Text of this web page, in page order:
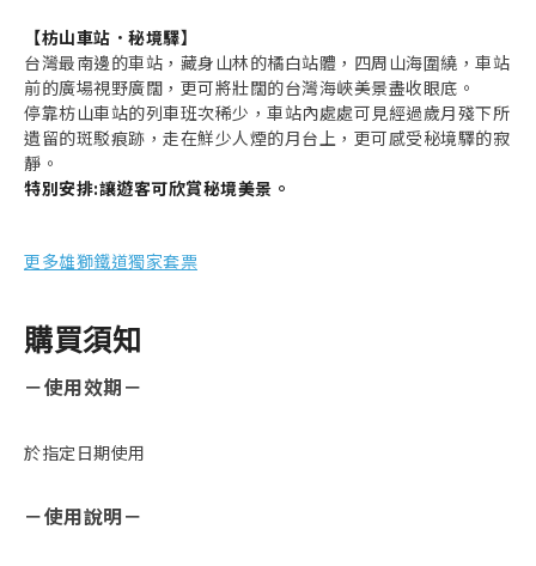
【枋山車站．秘境驛】
台灣最南邊的車站，藏身山林的橘白站體，四周山海圍繞，車站
前的廣場視野廣闊，更可將壯闊的台灣海峽美景盡收眼底。
停靠枋山車站的列車班次稀少，車站內處處可見經過歲月殘下所
遺留的斑駁痕跡，走在鮮少人煙的月台上，更可感受秘境驛的寂
靜。
特別安排:讓遊客可欣賞秘境美景。
更多雄獅鐵道獨家套票
購買須知
－使用效期－
於指定日期使用
－使用說明－